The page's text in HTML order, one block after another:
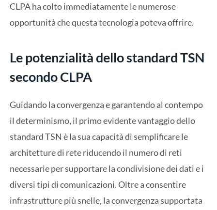
CLPA ha colto immediatamente le numerose
opportunità che questa tecnologia poteva offrire.
Le potenzialità dello standard TSN
secondo CLPA
Guidando la convergenza e garantendo al contempo
il determinismo, il primo evidente vantaggio dello
standard TSN è la sua capacità di semplificare le
architetture di rete riducendo il numero di reti
necessarie per supportare la condivisione dei dati e i
diversi tipi di comunicazioni. Oltre a consentire
infrastrutture più snelle, la convergenza supportata